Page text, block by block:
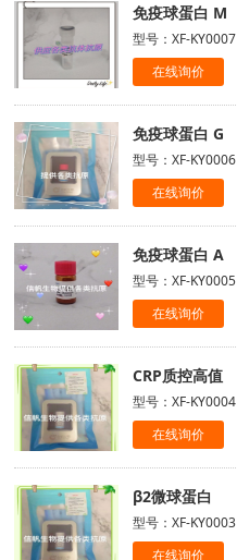
免疫球蛋白 M
型号：XF-KY0007
在线询价
免疫球蛋白 G
型号：XF-KY0006
在线询价
免疫球蛋白 A
型号：XF-KY0005
在线询价
CRP质控高值
型号：XF-KY0004
在线询价
β2微球蛋白
型号：XF-KY0003
在线询价